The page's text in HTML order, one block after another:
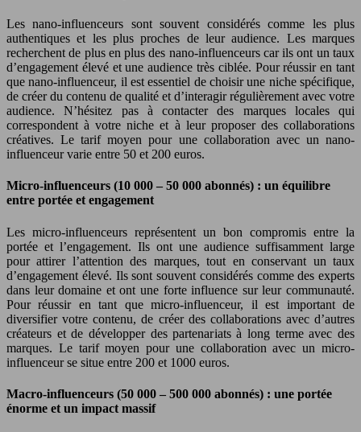
Les nano-influenceurs sont souvent considérés comme les plus
authentiques et les plus proches de leur audience. Les marques
recherchent de plus en plus des nano-influenceurs car ils ont un taux
d’engagement élevé et une audience très ciblée. Pour réussir en tant
que nano-influenceur, il est essentiel de choisir une niche spécifique,
de créer du contenu de qualité et d’interagir régulièrement avec votre
audience. N’hésitez pas à contacter des marques locales qui
correspondent à votre niche et à leur proposer des collaborations
créatives. Le tarif moyen pour une collaboration avec un nano-
influenceur varie entre 50 et 200 euros.
Micro-influenceurs (10 000 – 50 000 abonnés) : un équilibre
entre portée et engagement
Les micro-influenceurs représentent un bon compromis entre la
portée et l’engagement. Ils ont une audience suffisamment large
pour attirer l’attention des marques, tout en conservant un taux
d’engagement élevé. Ils sont souvent considérés comme des experts
dans leur domaine et ont une forte influence sur leur communauté.
Pour réussir en tant que micro-influenceur, il est important de
diversifier votre contenu, de créer des collaborations avec d’autres
créateurs et de développer des partenariats à long terme avec des
marques. Le tarif moyen pour une collaboration avec un micro-
influenceur se situe entre 200 et 1000 euros.
Macro-influenceurs (50 000 – 500 000 abonnés) : une portée
énorme et un impact massif